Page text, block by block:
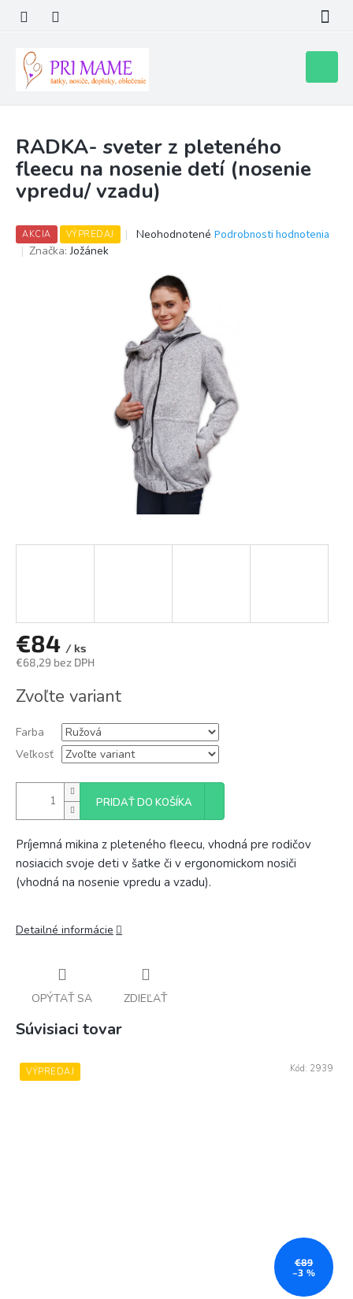
obsah
košík
RADKA- sveter z pleteného
fleecu na nosenie detí (nosenie
vpredu/ vzadu)
AKCIA VÝPREDAJ
Priemerné
0,0
hviezdičiek.
Neohodnotené Podrobnosti hodnotenia
Značka:Jožánek
€84 / ks
€68,29 bez DPH
cena:
Zvoľte variant
Farba
Veľkosť
PRIDAŤ DO KOŠÍKA
Príjemná mikina z pleteného fleecu, vhodná pre rodičov
nosiacich svoje deti v šatke či v ergonomickom nosiči
(vhodná na nosenie vpredu a vzadu).
Detailné informácie
OPÝTAŤ SA ZDIEĽAŤ
Súvisiaci tovar
VÝPREDAJ
€89
–3 %
Kód: 2939